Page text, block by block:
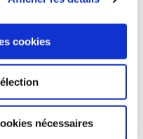
cookies
nécessaires
garanti par l’État). A
de 10 Md€ de soutien
qui n’ont rien de
déjà, la construction
vérifié pendant la crise où
Air France-KLM. La